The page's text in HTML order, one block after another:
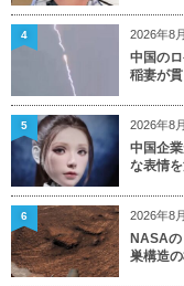
2026年8
中国の
稲妻が貫
4
2026年8
中国企
な表情を
5
2026年8
NASA
巣構造
6